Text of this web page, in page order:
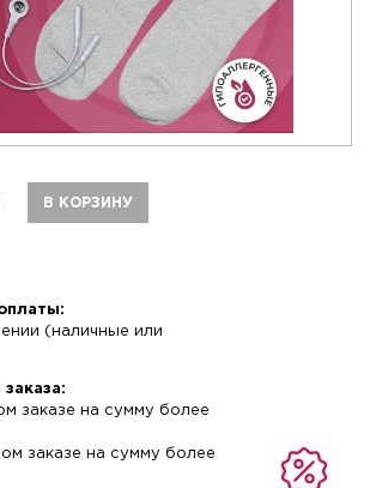
В КОРЗИНУ
(наличные или
заказе на сумму более
заказе на сумму более